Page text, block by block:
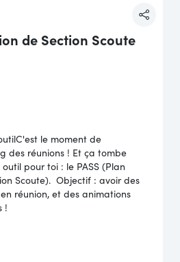
de Section Scoute
le moment de
des réunions ! Et ça tombe
pour toi : le PASS (Plan
Scoute). Objectif : avoir des
réunion, et des animations
!